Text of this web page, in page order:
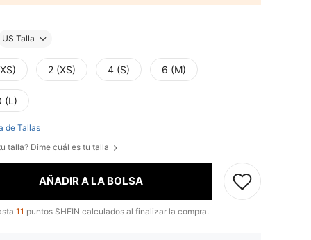
US Talla
2 (XS) 4 (S) 6 (M)
(L)
de Tallas
talla? Dime cuál es tu talla
AÑADIR A LA BOLSA
11 puntos SHEIN calculados al finalizar la compra.